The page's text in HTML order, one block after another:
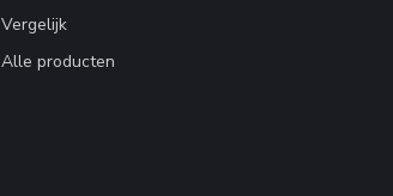
Vergelijk
Alle producten